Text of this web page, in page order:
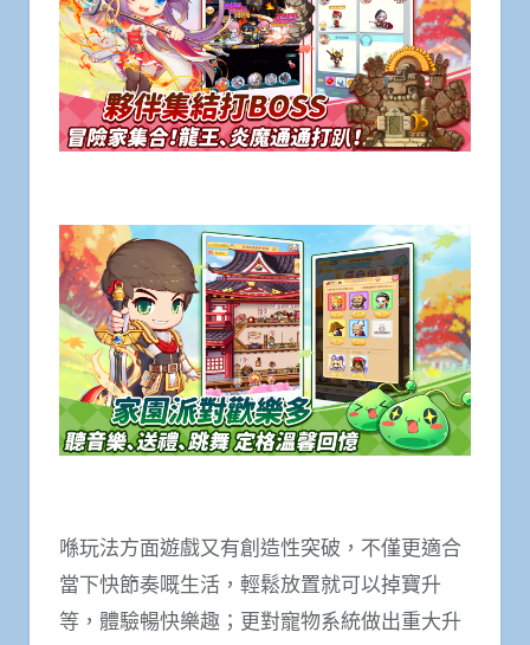
喺玩法方面遊戲又有創造性突破，不僅更適合
當下快節奏嘅生活，輕鬆放置就可以掉寶升
等，體驗暢快樂趣；更對寵物系統做出重大升